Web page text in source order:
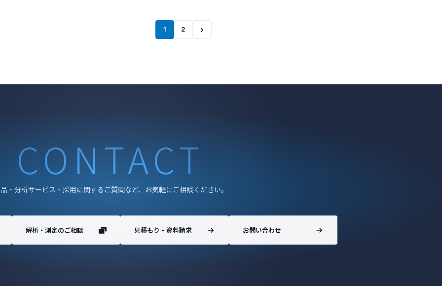
1 2 ›
CONTACT
・分析サービス・採用に関するご質問など、お気軽にご相談ください。
解析・測定のご相談 見積もり・資料請求 お問い合わせ